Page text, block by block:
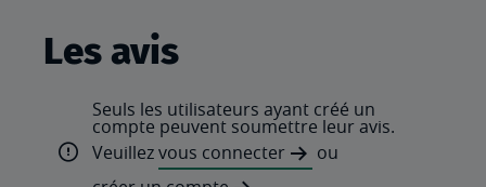
Les avis
Seuls les utilisateurs ayant créé un
compte peuvent soumettre leur avis.
Veuillezvous connecter
ou